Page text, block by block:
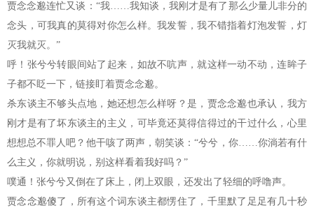
贾念念邈连忙又谈：“我……我知谈，我刚才是有了那么少量儿非分的
念头，可我真的莫得对你怎么样。我发誓，我不错指着灯泡发誓，灯
灭我就灭。”
呼！张兮兮转眼间站了起来，如故不吭声，就这样一动不动，连眸子
子都不眨一下，链接盯着贾念念邈。
杀东谈主不够头点地，她还想怎么样呀？是，贾念念邈也承认，我方
刚才是有了坏东谈主的主义，可毕竟还莫得信得过的干过什么，心里
想想总不罪人吧？他干咳了两声，朝笑谈：“兮兮，你……你淌若有什
么主义，你就明说，别这样看着我好吗？”
噗通！张兮兮又倒在了床上，闭上双眼，还发出了轻细的呼噜声。
贾念念邈傻了，所有这个词东谈主都愣住了，千里默了足足有几十秒